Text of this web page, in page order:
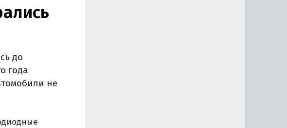
до
года
не